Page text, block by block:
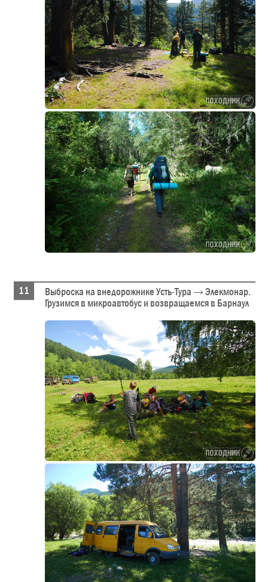
Выброска на внедорожнике Усть-Тура → Элекмонар.
Грузимся в микроавтобус и возвращаемся в Барнаул